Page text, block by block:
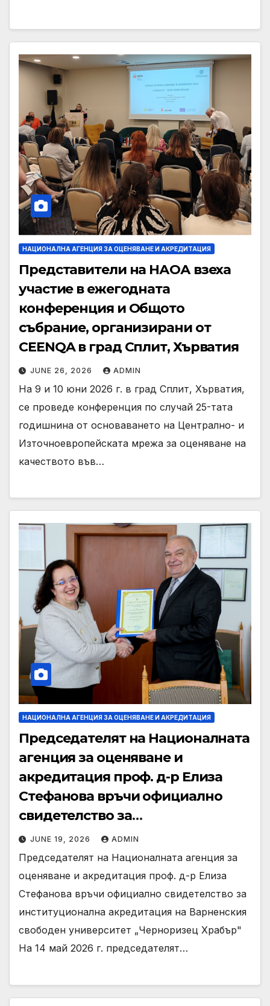
НАЦИОНАЛНА АГЕНЦИЯ ЗА ОЦЕНЯВАНЕ И АКРЕДИТАЦИЯ
Представители на НАОА взеха
участие в ежегодната
конференция и Общото
събрание, организирани от
CEENQA в град Сплит, Хърватия
JUNE 26, 2026 ADMIN
На 9 и 10 юни 2026 г. в град Сплит, Хърватия,
се проведе конференция по случай 25-тата
годишнина от основаването на Централно- и
Източноевропейската мрежа за оценяване на
качеството във…
НАЦИОНАЛНА АГЕНЦИЯ ЗА ОЦЕНЯВАНЕ И АКРЕДИТАЦИЯ
Председателят на Националната
агенция за оценяване и
акредитация проф. д-р Елиза
Стефанова връчи официално
свидетелство за
институционална акредитация
на Варненския свободен
университет „Черноризец
Храбър“
JUNE 19, 2026 ADMIN
Председателят на Националната агенция за
оценяване и акредитация проф. д-р Елиза
Стефанова връчи официално свидетелство за
институционална акредитация на Варненския
свободен университет „Черноризец Храбър"
На 14 май 2026 г. председателят…